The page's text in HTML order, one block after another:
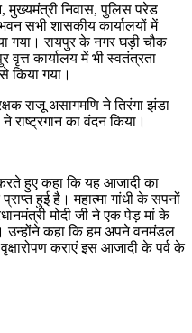
मुख्यमंत्री निवास, पुलिस परेड
सभी शासकीय कार्यालयों में
गया। रायपुर के नगर घड़ी चौक
कार्यालय में भी स्वतंत्रता
किया गया।
राजू असागमणि ने तिरंगा झंडा
ने राष्ट्रगान का वंदन किया।
हुए कहा कि यह आजादी का
हुई है। महात्मा गांधी के सपनों
मोदी जी ने एक पेड़ मां के
उन्होंने कहा कि हम अपने वनमंडल
कराएं इस आजादी के पर्व के